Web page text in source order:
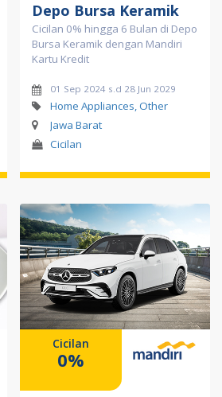
Depo Bursa Keramik
Cicilan 0% hingga 6 Bulan di Depo
Bursa Keramik dengan Mandiri
Kartu Kredit
01 Sep 2024 s.d 28 Jun 2029
Home Appliances, Other
Jawa Barat
Cicilan
Cicilan
0%